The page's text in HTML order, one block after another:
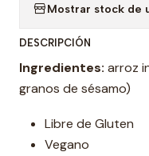
Mostrar stock de
DESCRIPCIÓN
Ingredientes: arroz
granos de sésamo)
Libre de Gluten
Vegano